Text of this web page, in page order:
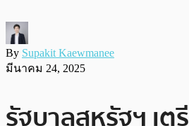
By Supakit Kaewmanee
มีนาคม 24, 2025
รัฐบาลสหรัฐฯ เต